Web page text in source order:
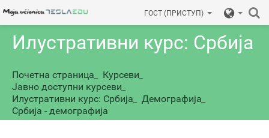
ГОСТ (ПРИСТУП)
Илустративни курс: Србија
Почетна страница Курсеви
Јавно доступни курсеви
Илустративни курс: Србија
Демографија
Србија - демографија